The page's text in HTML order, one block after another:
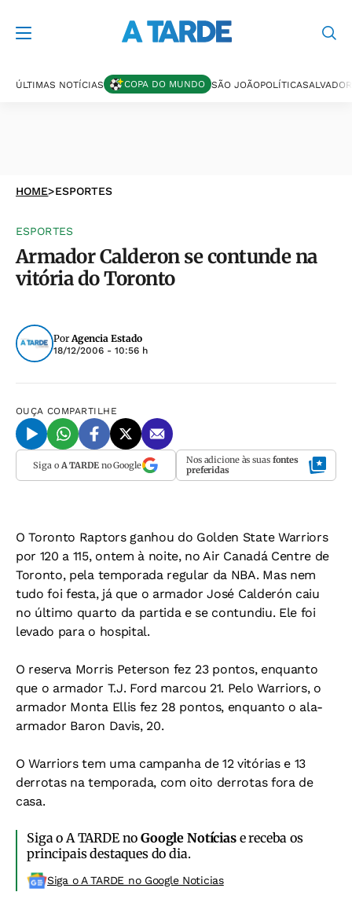
ÚLTIMAS NOTÍCIAS COPA DO MUNDO SÃO JOÃOPOLÍTICASALVADOR
HOME>ESPORTES
ESPORTES
Armador Calderon se contunde na
vitória do Toronto
PorAgencia Estado
18/12/2006 - 10:56 h
OUÇA COMPARTILHE
Siga o A TARDEno Google Nos adicione às suas fontes
preferidas
O Toronto Raptors ganhou do Golden State Warriors
por 120 a 115, ontem à noite, no Air Canadá Centre de
Toronto, pela temporada regular da NBA. Mas nem
tudo foi festa, já que o armador José Calderón caiu
no último quarto da partida e se contundiu. Ele foi
levado para o hospital.
O reserva Morris Peterson fez 23 pontos, enquanto
que o armador T.J. Ford marcou 21. Pelo Warriors, o
armador Monta Ellis fez 28 pontos, enquanto o ala-
armador Baron Davis, 20.
O Warriors tem uma campanha de 12 vitórias e 13
derrotas na temporada, com oito derrotas fora de
casa.
Siga o A TARDE noGoogle Notíciase receba os
principais destaques do dia.
Siga o A TARDE no Google Noticias